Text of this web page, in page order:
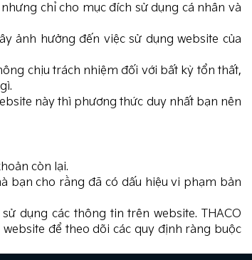
chỉ cho mục đích sử dụng cá nhân và
ảnh hưởng đến việc sử dụng website của
chịu trách nhiệm đối với bất kỳ tổn thất,
này thì phương thức duy nhất bạn nên
còn lại.
bạn cho rằng đã có dấu hiệu vi phạm bản
dụng các thông tin trên website. THACO
để theo dõi các quy định ràng buộc